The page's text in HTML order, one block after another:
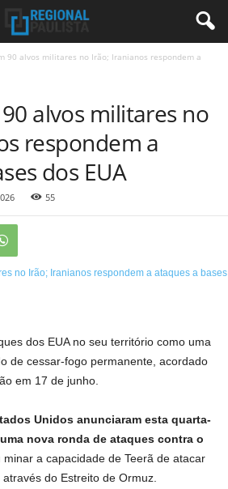
90 alvos militares no Irão; Iranianos respondem a
alvos militares no
respondem a
dos EUA
55
dos EUA no seu território como uma
de cessar-fogo permanente, acordado
em 17 de junho.
Unidos anunciaram esta quarta-
nova ronda de ataques contra o
a capacidade de Teerã de atacar
do Estreito de Ormuz.